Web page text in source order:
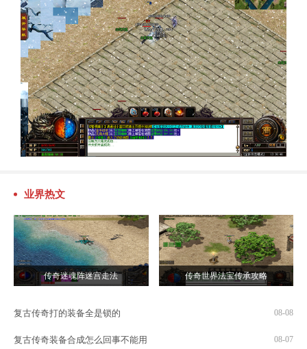
业界热文
传奇迷魂阵迷宫走法 传奇世界法宝传承攻略
复古传奇打的装备全是锁的 08-08
复古传奇装备合成怎么回事不能用 08-07